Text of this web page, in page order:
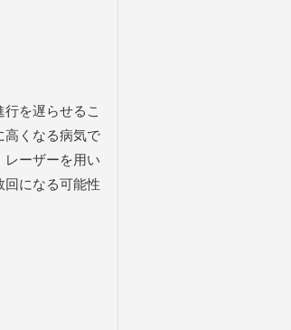
を遅らせるこ
高くなる病気で
レーザーを用い
回になる可能性